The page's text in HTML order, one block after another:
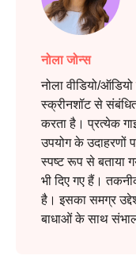
नोला जोन्स
नोला वीडियो/ऑडियो
स्क्रीनशॉट से संबंधित
करता है। प्रत्येक
उपयोग के उदाहरणों
स्पष्ट रूप से बताया
भी दिए गए हैं।
है। इसका समग्र
बाधाओं के साथ